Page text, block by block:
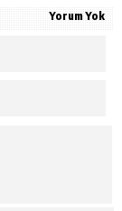
Yorum Yok